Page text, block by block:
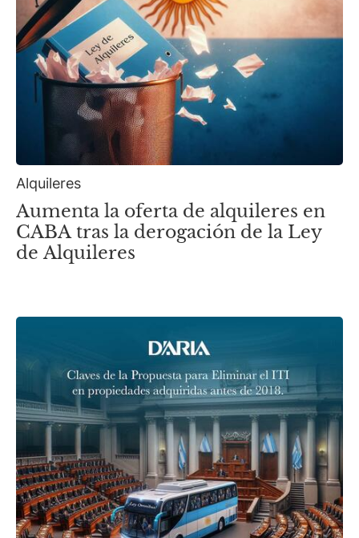
Alquileres
Aumenta la oferta de alquileres en
CABA tras la derogación de la Ley
de Alquileres